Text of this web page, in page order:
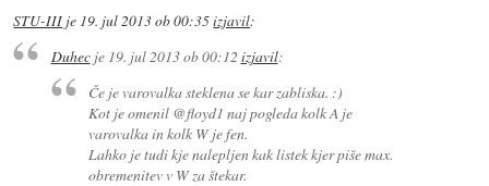
STU-III je 19. jul 2013 ob 00:35izjavil:
Duhecje 19. jul 2013 ob 00:12 izjavil:
Če je varovalka steklena se kar zabliska. :)
Kot je omenil @floyd1 naj pogleda kolk A je
varovalka in kolk W je fen.
Lahko je tudi kje nalepljen kak listek kjer piše max.
obremenitev v W za štekar.